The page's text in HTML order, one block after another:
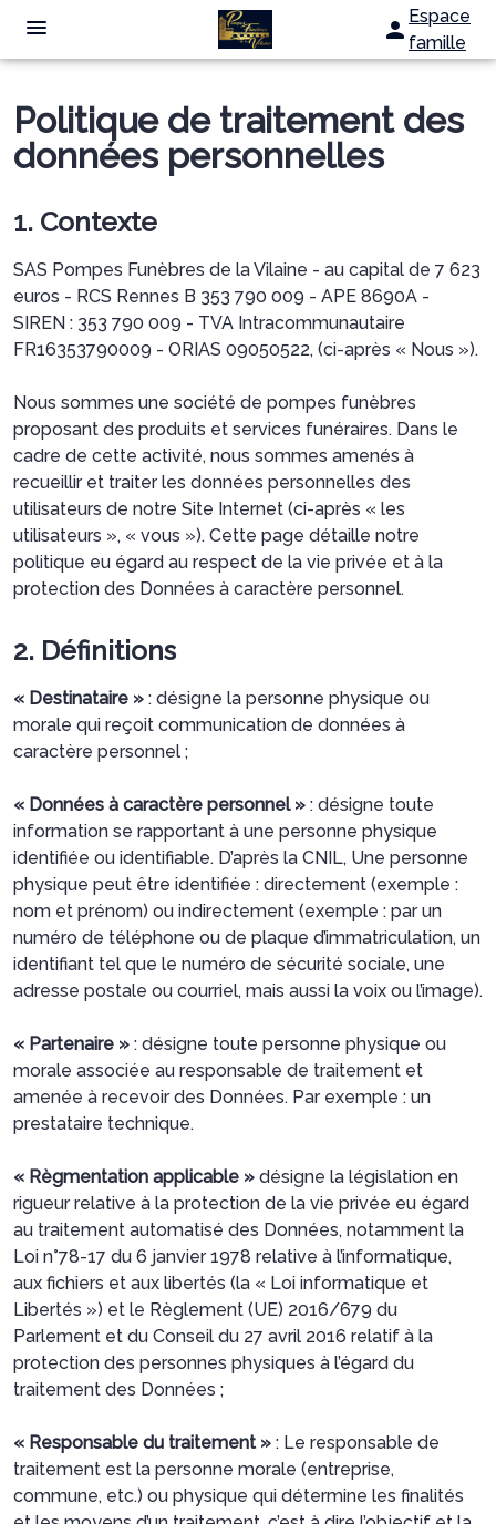
Espace
famille
ORGANISER DES OBSÈQUES
MONUMENTS FUNÉRAIRES
SERVICES AUX FAMILLES
NOTRE AGENCE
ESPACES HOMMAGES
PLAQUES OBSÈQUES
Politique de traitement des
données personnelles
1. Contexte
SAS Pompes Funèbres de la Vilaine - au capital de 7 623
euros - RCS Rennes B 353 790 009 - APE 8690A -
SIREN : 353 790 009 - TVA Intracommunautaire
FR16353790009 - ORIAS 09050522, (ci-après « Nous »).
Nous sommes une société de pompes funèbres
proposant des produits et services funéraires. Dans le
cadre de cette activité, nous sommes amenés à
recueillir et traiter les données personnelles des
utilisateurs de notre Site Internet (ci-après « les
utilisateurs », « vous »). Cette page détaille notre
politique eu égard au respect de la vie privée et à la
protection des Données à caractère personnel.
2. Définitions
« Destinataire » : désigne la personne physique ou
morale qui reçoit communication de données à
caractère personnel ;
« Données à caractère personnel » : désigne toute
information se rapportant à une personne physique
identifiée ou identifiable. D’après la CNIL, Une personne
physique peut être identifiée : directement (exemple :
nom et prénom) ou indirectement (exemple : par un
numéro de téléphone ou de plaque d’immatriculation, un
identifiant tel que le numéro de sécurité sociale, une
adresse postale ou courriel, mais aussi la voix ou l’image).
« Partenaire » : désigne toute personne physique ou
morale associée au responsable de traitement et
amenée à recevoir des Données. Par exemple : un
prestataire technique.
« Règmentation applicable » désigne la législation en
rigueur relative à la protection de la vie privée eu égard
au traitement automatisé des Données, notamment la
Loi n°78-17 du 6 janvier 1978 relative à l’informatique,
aux fichiers et aux libertés (la « Loi informatique et
Libertés ») et le Règlement (UE) 2016/679 du
Parlement et du Conseil du 27 avril 2016 relatif à la
protection des personnes physiques à l’égard du
traitement des Données ;
« Responsable du traitement » : Le responsable de
traitement est la personne morale (entreprise,
commune, etc.) ou physique qui détermine les finalités